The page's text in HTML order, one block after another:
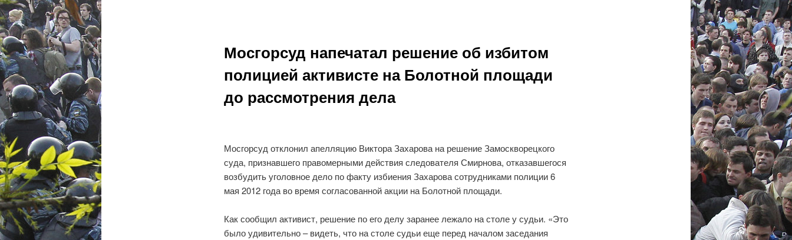
Мосгорсуд напечатал решение об избитом
полицией активисте на Болотной площади
до рассмотрения дела
Мосгорсуд отклонил апелляцию Виктора Захарова на решение Замоскворецкого
суда, признавшего правомерными действия следователя Смирнова, отказавшегося
возбудить уголовное дело по факту избиения Захарова сотрудниками полиции 6
мая 2012 года во время согласованной акции на Болотной площади.
Как сообщил активист, решение по его делу заранее лежало на столе у судьи. «Это
было удивительно – видеть, что на столе судьи еще перед началом заседания